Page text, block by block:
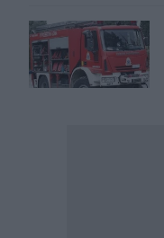
Φωτιά σε κτίριο